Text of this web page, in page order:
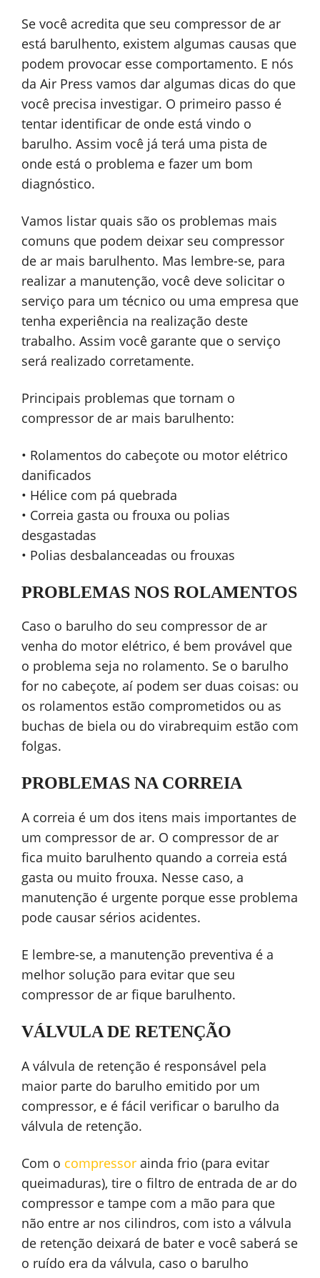
Se você acredita que seu compressor de ar
está barulhento, existem algumas causas que
podem provocar esse comportamento. E nós
da Air Press vamos dar algumas dicas do que
você precisa investigar. O primeiro passo é
tentar identificar de onde está vindo o
barulho. Assim você já terá uma pista de
onde está o problema e fazer um bom
diagnóstico.
Vamos listar quais são os problemas mais
comuns que podem deixar seu compressor
de ar mais barulhento. Mas lembre-se, para
realizar a manutenção, você deve solicitar o
serviço para um técnico ou uma empresa que
tenha experiência na realização deste
trabalho. Assim você garante que o serviço
será realizado corretamente.
Principais problemas que tornam o
compressor de ar mais barulhento:
• Rolamentos do cabeçote ou motor elétrico
danificados
• Hélice com pá quebrada
• Correia gasta ou frouxa ou polias
desgastadas
• Polias desbalanceadas ou frouxas
PROBLEMAS NOS ROLAMENTOS
Caso o barulho do seu compressor de ar
venha do motor elétrico, é bem provável que
o problema seja no rolamento. Se o barulho
for no cabeçote, aí podem ser duas coisas: ou
os rolamentos estão comprometidos ou as
buchas de biela ou do virabrequim estão com
folgas.
PROBLEMAS NA CORREIA
A correia é um dos itens mais importantes de
um compressor de ar. O compressor de ar
fica muito barulhento quando a correia está
gasta ou muito frouxa. Nesse caso, a
manutenção é urgente porque esse problema
pode causar sérios acidentes.
E lembre-se, a manutenção preventiva é a
melhor solução para evitar que seu
compressor de ar fique barulhento.
VÁLVULA DE RETENÇÃO
A válvula de retenção é responsável pela
maior parte do barulho emitido por um
compressor, e é fácil verificar o barulho da
válvula de retenção.
Com o compressor ainda frio (para evitar
queimaduras), tire o filtro de entrada de ar do
compressor e tampe com a mão para que
não entre ar nos cilindros, com isto a válvula
de retenção deixará de bater e você saberá se
o ruído era da válvula, caso o barulho